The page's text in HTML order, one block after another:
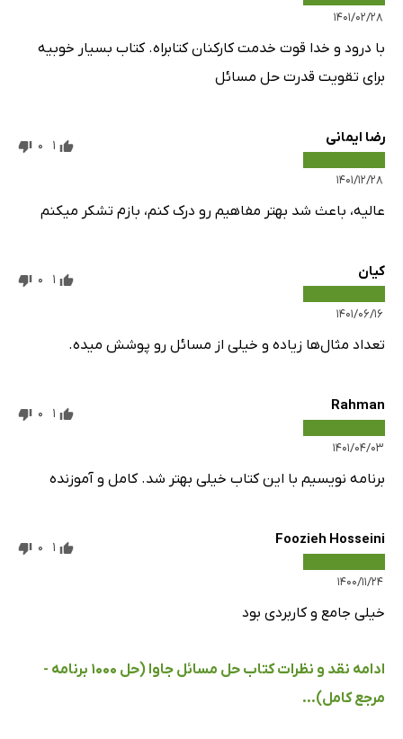
۱۴۰۱/۰۲/۲۸
با درود و خدا قوت خدمت کارکنان کتابراه. کتاب بسیار خوبیه
برای تقویت قدرت حل مسائل
رضا ایمانی
۱۴۰۱/۱۲/۲۸
1
0
عالیه، باعث شد بهتر مفاهیم رو درک کنم، بازم تشکر میکنم
کیان
۱۴۰۱/۰۶/۱۶
1
0
تعداد مثال‌ها زیاده و خیلی از مسائل رو پوشش میده.
Rahman
۱۴۰۱/۰۴/۰۳
1
0
برنامه نویسیم با این کتاب خیلی بهتر شد. کامل و آموزنده
Foozieh Hosseini
۱۴۰۰/۱۱/۲۴
1
0
خیلی جامع و کاربردی بود
ادامه نقد و نظرات کتاب حل مسائل جاوا (حل 1000 برنامه -
مرجع کامل)...